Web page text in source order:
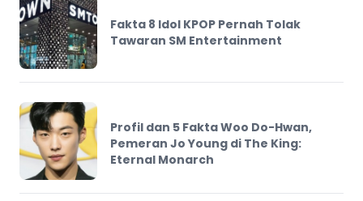
Fakta 8 Idol KPOP Pernah Tolak
Tawaran SM Entertainment
Profil dan 5 Fakta Woo Do-Hwan,
Pemeran Jo Young di The King:
Eternal Monarch